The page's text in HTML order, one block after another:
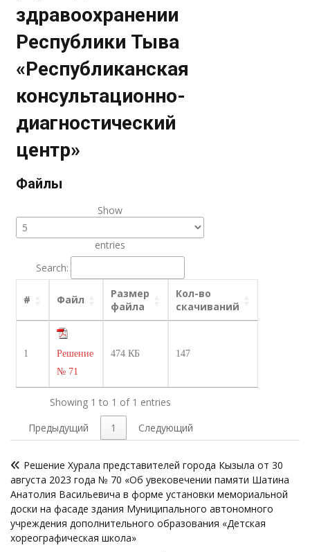
здравоохранении
Республики Тыва
«Республиканская
консультационно-
диагностический
центр»
Файлы
Show
entries
Search:
# Файл
Размер
файла
Кол-во
скачиваний
1
Решение
№ 71
474 КБ 147
Showing 1 to 1 of 1 entries
Предыдущий
1 Следующий
по
записям
Решение Хурала представителей города Кызыла от 30
августа 2023 года № 70 «Об увековечении памяти Шатина
Анатолия Васильевича в форме установки мемориальной
доски на фасаде здания Муниципального автономного
учреждения дополнительного образования «Детская
хореографическая школа»